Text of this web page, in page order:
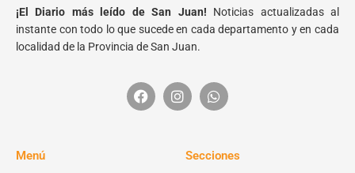
¡El Diario más leído de San Juan! Noticias actualizadas al
instante con todo lo que sucede en cada departamento y en cada
localidad de la Provincia de San Juan.
Menú Secciones